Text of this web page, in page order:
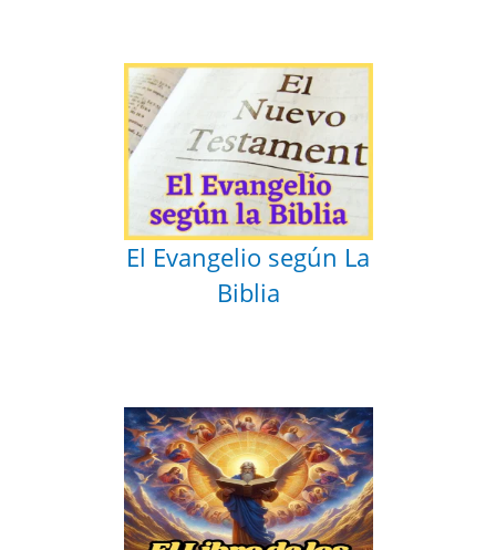
El Evangelio según La
Biblia